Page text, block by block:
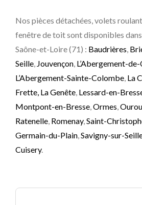
Nos pièces détachées, volets
fenêtre de toit sont disponibles
Saône-et-Loire (71) : Baudrières
Seille, Jouvençon, L’Abergement-
L’Abergement-Sainte-Colombe, La
Frette, La Genête, Lessard-en-
Montpont-en-Bresse, Ormes
Ratenelle, Romenay, Saint-
Germain-du-Plain, Savigny-sur-
Cuisery.